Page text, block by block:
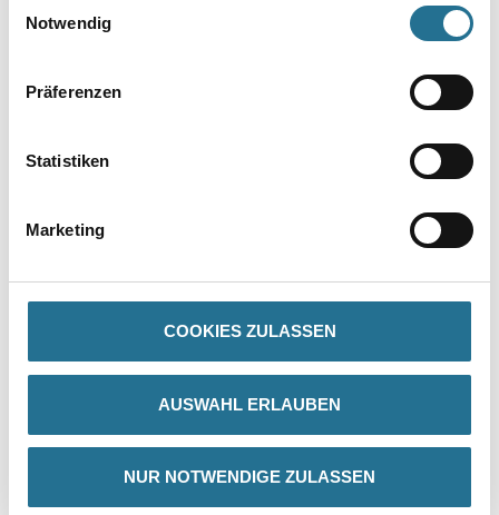
Notwendig
Präferenzen
Statistiken
Marketing
COOKIES ZULASSEN
AUSWAHL ERLAUBEN
NUR NOTWENDIGE ZULASSEN
Produkteigenschaft
- Einfach zu installieren
GEFAHRENHINWEISE